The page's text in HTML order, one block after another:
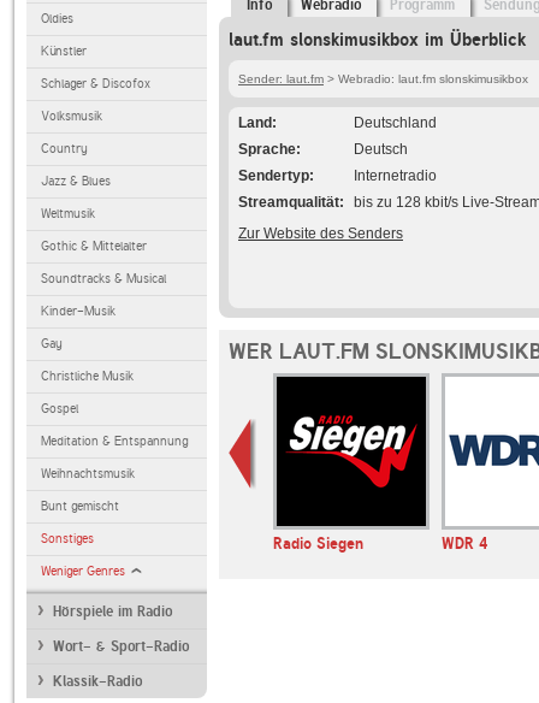
Oldies
Künstler
Schlager & Discofox
Volksmusik
Country
Jazz & Blues
Weltmusik
Gothic & Mittelalter
Soundtracks & Musical
Kinder-Musik
Gay
Christliche Musik
Gospel
Meditation & Entspannung
Weihnachtsmusik
Bunt gemischt
Sonstiges
Weniger Genres
Hörspiele im Radio
Wort- & Sport-Radio
Klassik-Radio
Info Webradio Programm
laut.fm slonskimusikbox im Überblick
Sender: laut.fm > Webradio: laut.fm slonskimusikbox
Land
Deutschland
Sprache
Deutsch
Sendertyp
Internetradio
Streamqualität
bis zu 128 kbit/s Live-
Zur Website des Senders
WER LAUT.FM
Radio Siegen WDR 4